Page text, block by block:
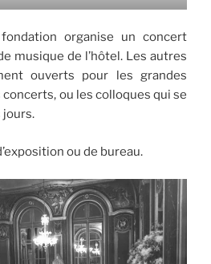
organise un concert
musique de l’hôtel. Les autres
ouverts pour les grandes
ou les colloques qui se
ou de bureau.